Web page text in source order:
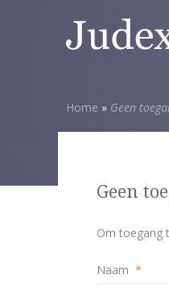
Home » Geen
Geen
Om toegang
Naam *